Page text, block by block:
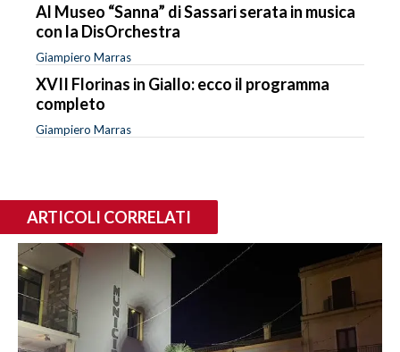
Al Museo “Sanna” di Sassari serata in musica
con la DisOrchestra
Giampiero Marras
XVII Florinas in Giallo: ecco il programma
completo
Giampiero Marras
ARTICOLI CORRELATI